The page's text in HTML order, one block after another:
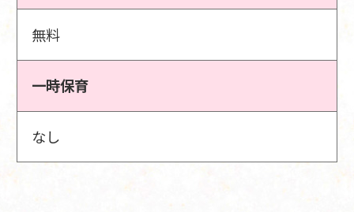
無料
一時保育
なし